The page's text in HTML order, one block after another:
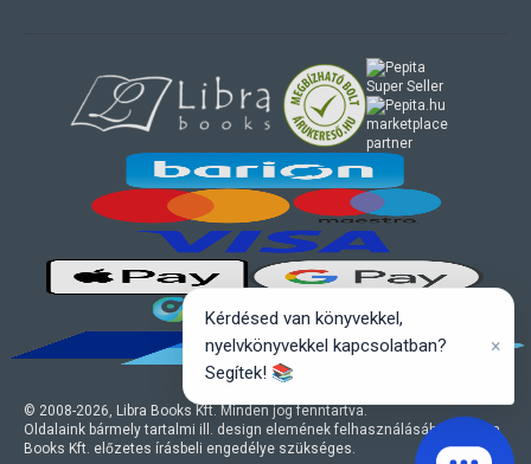
© 2008-2026, Libra Books Kft. Minden jog fenntartva.
Oldalaink bármely tartalmi ill. design elemének felhasználásához a Libra
Books Kft. előzetes írásbeli engedélye szükséges.
marketplace
partner
Kérdésed van könyvekkel,
nyelvkönyvekkel kapcsolatban?
Segítek! 📚
×